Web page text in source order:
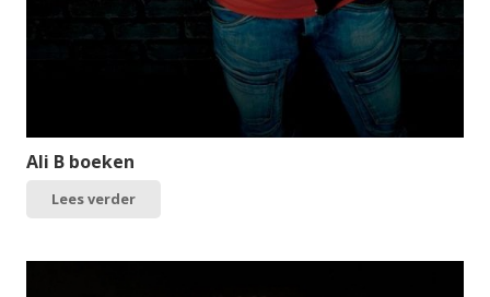
Ali B boeken
Lees verder